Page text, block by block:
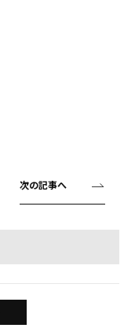
次の記事へ